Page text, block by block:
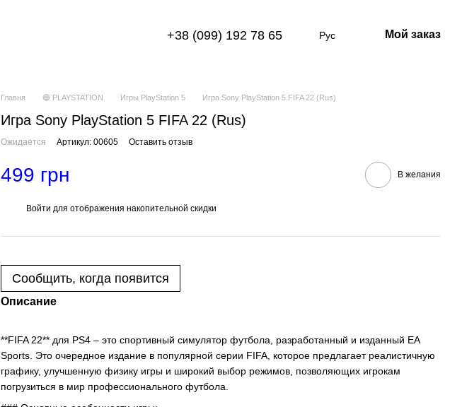
+38 (099) 192 78 65 Рус Мой заказ
Главня 🔵 PLAYSTATION Игры PlayStation 5 Игра Sony PlayStation 5 FIFA 22 (Rus)
Игра Sony PlayStation 5 FIFA 22 (Rus)
Ожидается Артикул: 00605 Оставить отзыв
499 грн В желания
Войти для отображения накопительной скидки
Сообщить, когда появится
Описание
**FIFA 22** для PS4 – это спортивный симулятор футбола, разработанный и изданный EA
Sports. Это очередное издание в популярной серии FIFA, которое предлагает реалистичную
графику, улучшенную физику игры и широкий выбор режимов, позволяющих игрокам
погрузиться в мир профессионального футбола.